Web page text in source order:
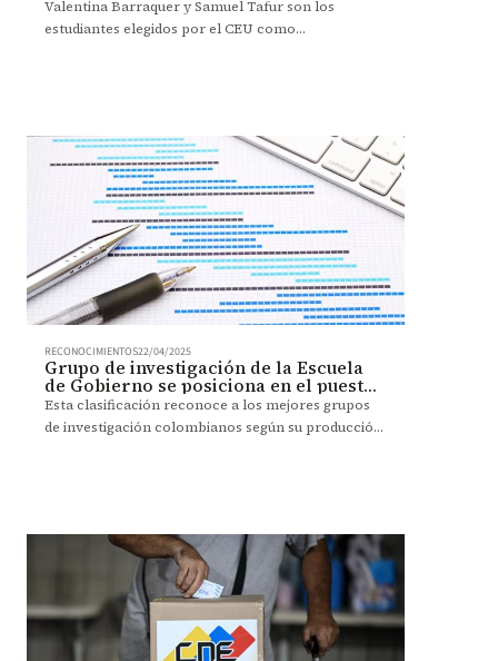
Valentina Barraquer y Samuel Tafur son los
estudiantes elegidos por el CEU como
RECONOCIMIENTOS22/04/2025
Grupo de investigación de la Escuela
de Gobierno se posiciona en el puesto
27 según Sapiens Research
Esta clasificación reconoce a los mejores grupos
de investigación colombianos según su producción